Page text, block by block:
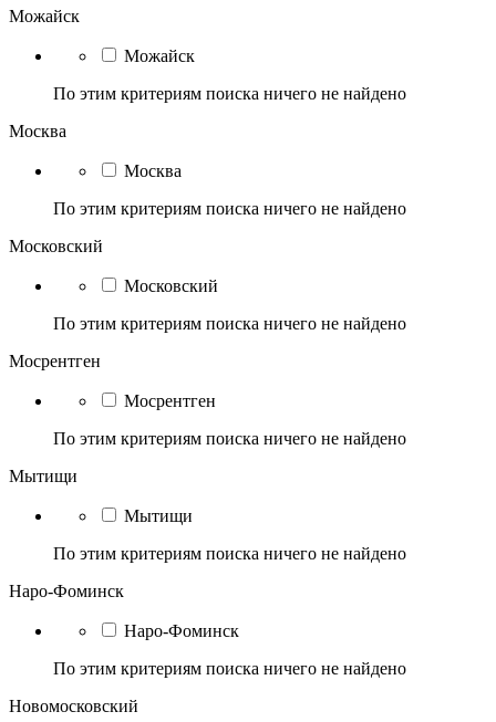
Можайск
Можайск
По этим критериям поиска ничего не найдено
Москва
Москва
По этим критериям поиска ничего не найдено
Московский
Московский
По этим критериям поиска ничего не найдено
Мосрентген
Мосрентген
По этим критериям поиска ничего не найдено
Мытищи
Мытищи
По этим критериям поиска ничего не найдено
Наро-Фоминск
Наро-Фоминск
По этим критериям поиска ничего не найдено
Новомосковский